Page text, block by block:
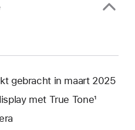
gebracht in maart 2025
met True Tone¹